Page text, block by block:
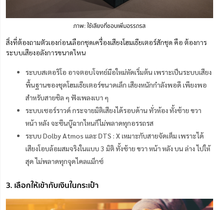
ภาพ: ใช้เสียงที่ชอบเพิ่มอรรถรส
สิ่งที่ต้องถามตัวเองก่อนเลือกชุดเครื่องเสียงโฮมเธียเตอร์สักชุด คือ ต้องการ
ระบบเสียงอลังการขนาดไหน
ระบบสเตอริโอ อาจตอบโจทย์มือใหม่หัดเริ่มต้น เพราะเป็นระบบเสียง
พื้นฐานของชุดโฮมเธียเตอร์ขนาดเล็ก เสียงหนักกำลังพอดี เพียงพอ
สำหรับสายชิล ๆ ฟังเพลงเบา ๆ
ระบบเซอร์ราวด์ กระจายมิติเสียงได้รอบด้าน ทั่วห้อง ทั้งซ้าย ขวา
หน้า หลัง จะซีนบู๊ฉากไหนก็ไม่พลาดทุกอรรถรส
ระบบ Dolby Atmos และ DTS : X เหมาะกับสายจัดเต็ม เพราะได้
เสียงโอบล้อมสมจริงในแบบ 3 มิติ ทั้งซ้าย ขวา หน้า หลัง บน ล่าง ไปให้
สุด ไม่พลาดทุกจุดไคลแม็กซ์
3. เลือกให้เข้ากับเงินในกระเป๋า